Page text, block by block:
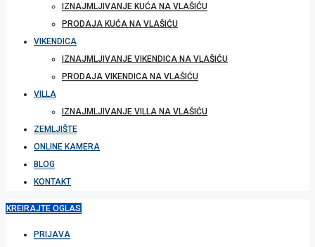
IZNAJMLJIVANJE KUĆA NA VLAŠIĆU
PRODAJA KUĆA NA VLAŠIĆU
VIKENDICA
IZNAJMLJIVANJE VIKENDICA NA VLAŠIĆU
PRODAJA VIKENDICA NA VLAŠIĆU
VILLA
IZNAJMLJIVANJE VILLA NA VLAŠIĆU
ZEMLJIŠTE
ONLINE KAMERA
BLOG
KONTAKT
KREIRAJTE OGLAS
PRIJAVA